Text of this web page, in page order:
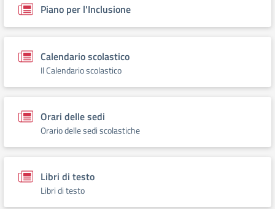
Piano per l'Inclusione
Calendario scolastico
Il Calendario scolastico
Orari delle sedi
Orario delle sedi scolastiche
Libri di testo
Libri di testo